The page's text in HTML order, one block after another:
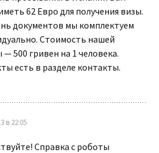
62 Евро для получения визы.
документов мы комплектуем
Стоимость нашей
500 гривен на 1 человека.
есть в разделе контакты.
в 22:05
Справка с роботы